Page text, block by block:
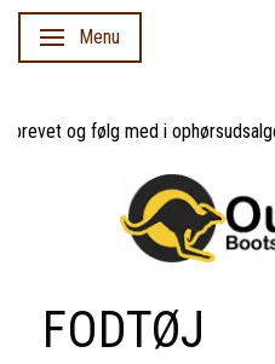
Skifte navigation
Menu
følg med i ophørsudsalget *
FODTØJ